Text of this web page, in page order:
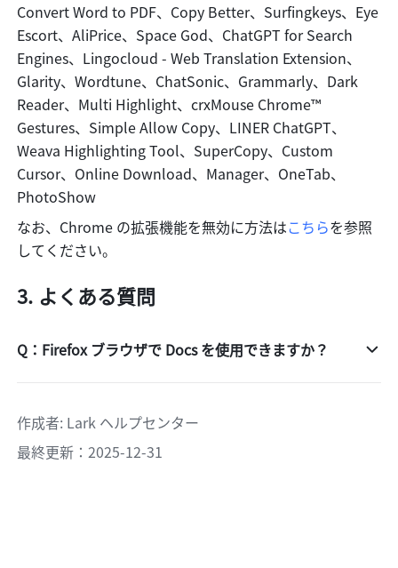
Convert Word to PDF、Copy Better、Surfingkeys、Eye
Escort、AliPrice、Space God、ChatGPT for Search
Engines、Lingocloud - Web Translation Extension、
Glarity、Wordtune、ChatSonic、Grammarly、Dark
Reader、Multi Highlight、crxMouse Chrome™
Gestures、Simple Allow Copy、LINER ChatGPT、
Weava Highlighting Tool、SuperCopy、Custom
Cursor、Online Download、Manager、OneTab、
PhotoShow
なお、Chrome の拡張機能を無効に方法はこちらを参照
してください。
よくある質問
Q：Firefox ブラウザで Docs を使用できますか？
作成者: Lark ヘルプセンター
最終更新：2025-12-31